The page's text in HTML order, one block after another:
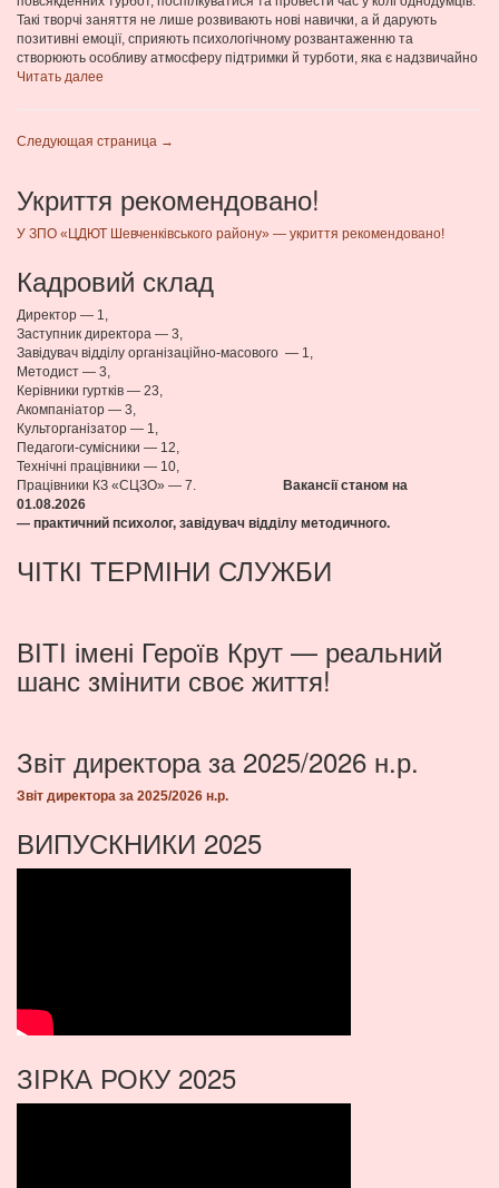
Такі творчі заняття не лише розвивають нові навички, а й дарують
позитивні емоції, сприяють психологічному розвантаженню та
створюють особливу атмосферу підтримки й турботи, яка є надзвичайно
Читать далее
Следующая страница →
Укриття рекомендовано!
У ЗПО «ЦДЮТ Шевченківського району» — укриття рекомендовано!
Кадровий склад
Директор — 1,
Заступник директора — 3,
Завідувач відділу організаційно-масового — 1,
Методист — 3,
Керівники гуртків — 23,
Акомпаніатор — 3,
Культорганізатор — 1,
Педагоги-сумісники — 12,
Технічні працівники — 10,
Працівники КЗ «СЦЗО» — 7.
Вакансії станом на
01.08.2026
— практичний психолог, завідувач відділу методичного.
ЧІТКІ ТЕРМІНИ СЛУЖБИ
ВІТІ імені Героїв Крут — реальний
шанс змінити своє життя!
Звіт директора за 2025/2026 н.р.
Звіт директора за 2025/2026 н.р.
ВИПУСКНИКИ 2025
ЗІРКА РОКУ 2025